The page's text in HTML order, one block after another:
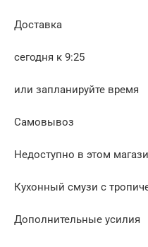
Доставка
сегодня к 9:25
или запланируйте время
Самовывоз
Недоступно в этом
Кухонный смузи с
Дополнительные усилия